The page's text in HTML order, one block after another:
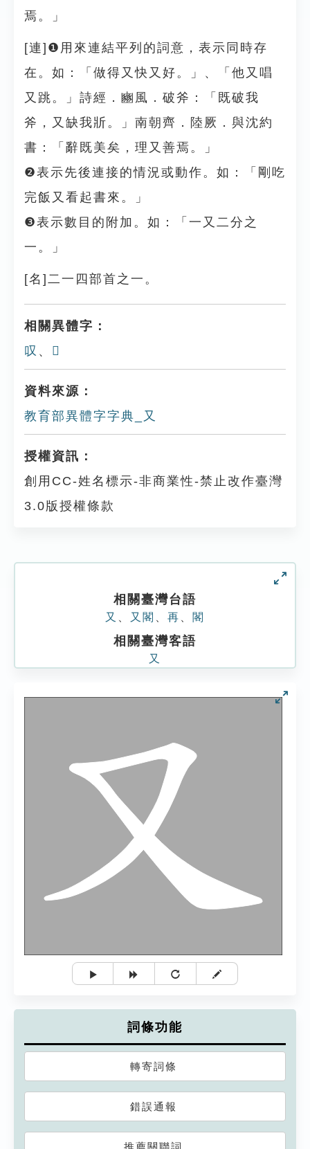
焉。」
[連]❶用來連結平列的詞意，表示同時存
在。如：「做得又快又好。」、「他又唱
又跳。」詩經．豳風．破斧：「既破我
斧，又缺我斨。」南朝齊．陸厥．與沈約
書：「辭既美矣，理又善焉。」
❷表示先後連接的情況或動作。如：「剛吃
完飯又看起書來。」
❸表示數目的附加。如：「一又二分之
一。」
[名]二一四部首之一。
相關異體字：
叹 、 𡯉
資料來源：
教育部異體字字典_又
授權資訊：
創用CC-姓名標示-非商業性-禁止改作臺灣
3.0版授權條款
相關臺灣台語
又 又閣 再 閣
相關臺灣客語
又
詞條功能
轉寄詞條
錯誤通報
推薦關聯詞